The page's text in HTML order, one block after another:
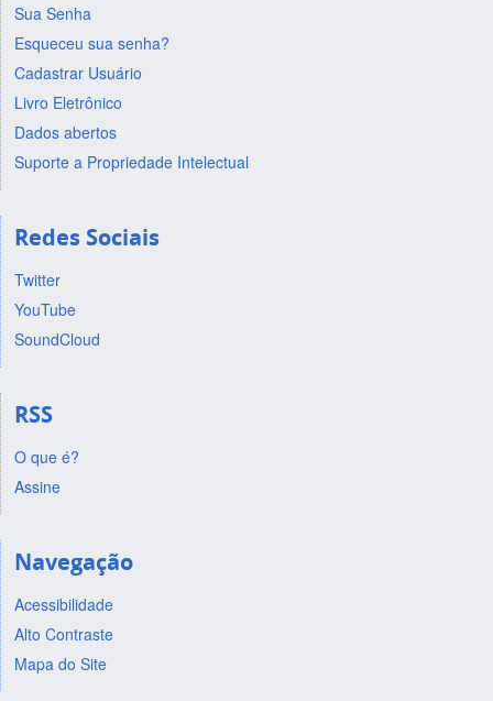
Sua Senha
Esqueceu sua senha?
Cadastrar Usuário
Livro Eletrônico
Dados abertos
Suporte a Propriedade Intelectual
Redes Sociais
Twitter
YouTube
SoundCloud
RSS
O que é?
Assine
Navegação
Acessibilidade
Alto Contraste
Mapa do Site